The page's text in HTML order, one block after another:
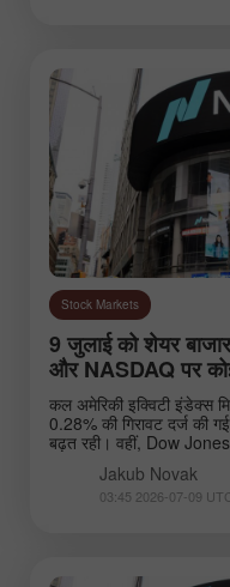
Stock Markets
9 जुलाई को शेयर
और NASDAQ पर
कल अमेरिकी इक्विटी
0.28% की गिरावट दर्ज
बढ़त रही। वहीं, Dow
Jakub Novak
03:45 2026-07-09